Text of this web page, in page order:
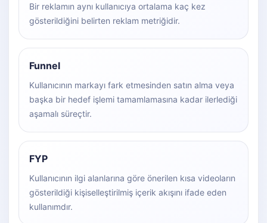
Bir reklamın aynı kullanıcıya ortalama kaç kez
gösterildiğini belirten reklam metriğidir.
Funnel
Kullanıcının markayı fark etmesinden satın alma veya
başka bir hedef işlemi tamamlamasına kadar ilerlediği
aşamalı süreçtir.
FYP
Kullanıcının ilgi alanlarına göre önerilen kısa videoların
gösterildiği kişiselleştirilmiş içerik akışını ifade eden
kullanımdır.